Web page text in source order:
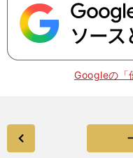
Googleの「